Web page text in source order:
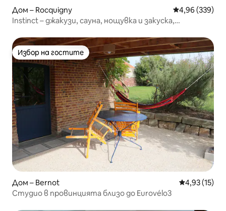
Дом – Rocquigny Средна
4,96 (339)
Instinct – джакузи, сауна, нощувка и закуска,
Избор на гостите
Избор на гостите
Дом – Bernot Средна
4,93 (15)
Студио в провинцията близо до Eurovélo3